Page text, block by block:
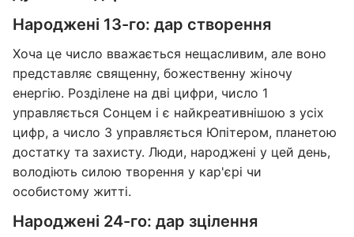
Народжені 13-го: дар створення
Хоча це число вважається нещасливим, але воно
представляє священну, божественну жіночу
енергію. Розділене на дві цифри, число 1
управляється Сонцем і є найкреативнішою з усіх
цифр, а число 3 управляється Юпітером, планетою
достатку та захисту. Люди, народжені у цей день,
володіють силою творення у кар'єрі чи
особистому житті.
Народжені 24-го: дар зцілення